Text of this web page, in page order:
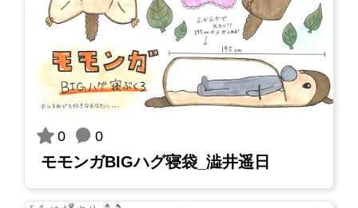
0 0
モモンガBIGハグ寝袋_澁井遥日